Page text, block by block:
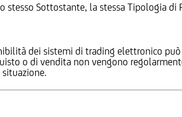
Sottostante, la stessa Tipologia di
dei sistemi di trading elettronico
o di vendita non vengono